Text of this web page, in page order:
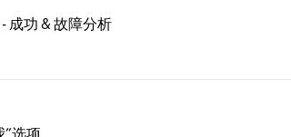
成功 & 故障分析